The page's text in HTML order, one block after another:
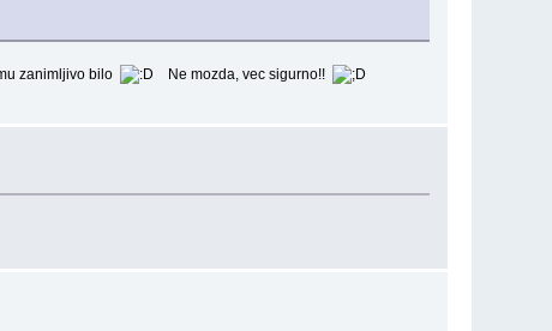
zanimljivo bilo Ne mozda, vec sigurno!!